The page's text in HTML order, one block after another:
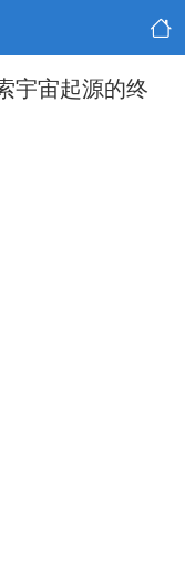
宇宙起源的终